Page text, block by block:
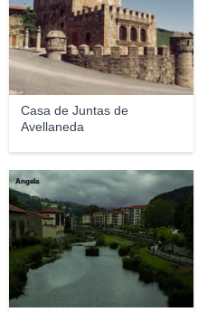
Casa de Juntas de
Avellaneda
Angela